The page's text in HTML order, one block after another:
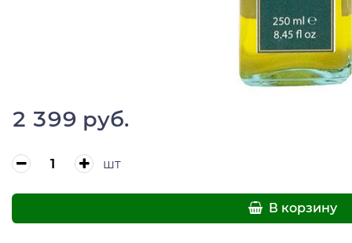
2 399 руб.
шт
В корзину